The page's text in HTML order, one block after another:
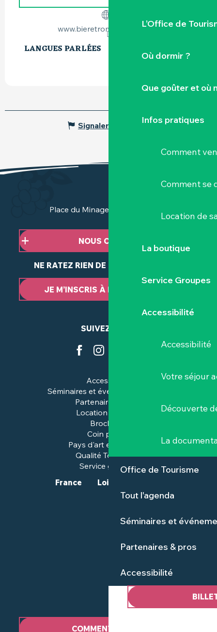
L’Office de
Où dormir ?
Que goûter et où
Infos pratiques
Comment
Comment se
Location de
La boutique
Service Groupes
Accessibilité
Accessibilité
Votre séjour
Découverte
La
Office de Tourisme
Tout l'agenda
Séminaires et
Partenaires & pros
Accessibilité
www.bieretrompesouris.com
LANGUES PARLÉES
LANGUES PARLÉES
Signaler une erreur
Place du Minage - 44190 Clisson
NOUS CONTACTER
NE RATEZ RIEN DE NOTRE ACTUALITÉ
JE M’INSCRIS À LA NEWSLETTER
SUIVEZ-NOUS
Accessibilité
Séminaires et événements pros
Partenaires & pros
Location de salles
Brochures
Coin presse
Pays d'art et d'histoire
Qualité Tourisme™
Service groupes
COMMENT VENIR ?
France Loire-Atlantique